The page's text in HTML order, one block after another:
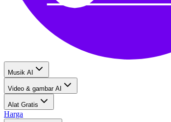
Musik AI
Video & gambar AI
Alat Gratis
Harga